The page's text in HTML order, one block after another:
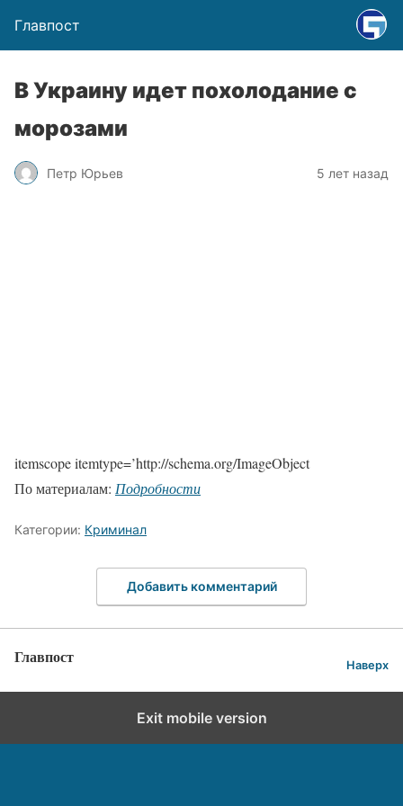
Главпост
В Украину идет похолодание с
морозами
Петр Юрьев 5 лет назад
itemscope itemtype=’http://schema.org/ImageObject
По материалам: Подробности
Категории: Криминал
Добавить комментарий
Главпост Наверх
Exit mobile version